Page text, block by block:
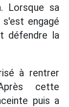
Lorsque sa
engagé
défendre la
à rentrer
cette
puis a